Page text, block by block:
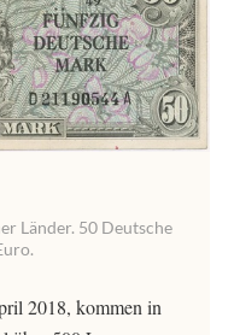
Länder. 50 Deutsche
2018, kommen in